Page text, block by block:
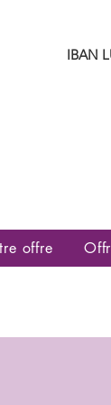
IBAN
offre